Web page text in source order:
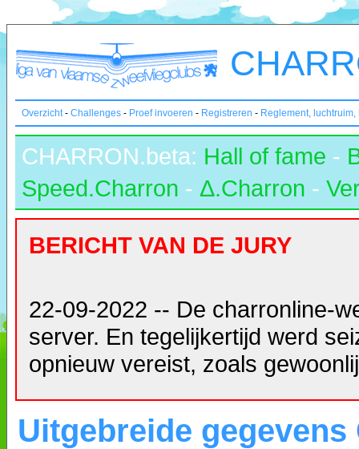
Overzicht- Challenges - Proef invoeren - Registreren - Reglement,
CHARRON.beta: Hall of fame -
Speed.Charron - Δ.Charron -
BERICHT VAN DE JURY
22-09-2022 -- De charronline-
server. En tegelijkertijd werd
opnieuw vereist, zoals
Uitgebreide